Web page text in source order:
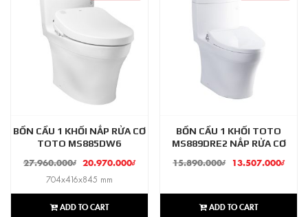
BỒN CẦU 1 KHỐI NẮP RỬA CƠ
TOTO MS885DW6
27.960.000₫ 20.970.000₫
704x416x845 mm
ADD TO CART
BỒN CẦU 1 KHỐI TOTO
MS889DRE2 NẮP RỬA CƠ
15.890.000₫ 13.507.000₫
ADD TO CART